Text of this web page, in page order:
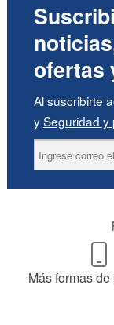
ofertas
Al suscribirte
ySeguridad y
Más formas